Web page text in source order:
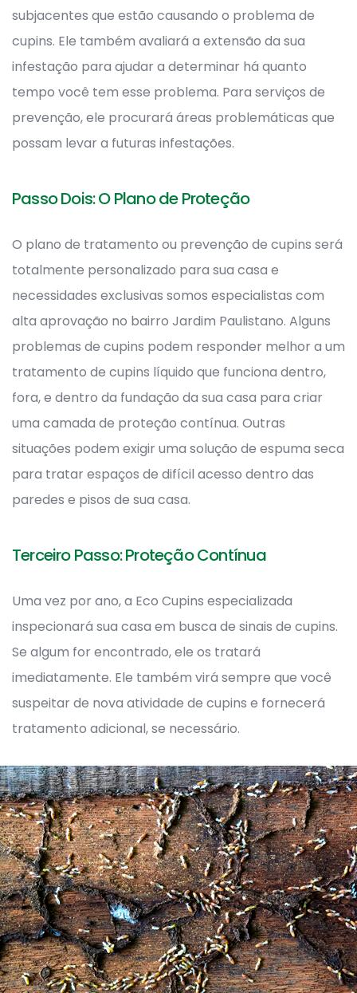
subjacentes que estão causando o problema de
cupins. Ele também avaliará a extensão da sua
infestação para ajudar a determinar há quanto
tempo você tem esse problema. Para serviços de
prevenção, ele procurará áreas problemáticas que
possam levar a futuras infestações.
Passo Dois: O Plano de Proteção
O plano de tratamento ou prevenção de cupins será
totalmente personalizado para sua casa e
necessidades exclusivas somos especialistas com
alta aprovação no bairro Jardim Paulistano. Alguns
problemas de cupins podem responder melhor a um
tratamento de cupins líquido que funciona dentro,
fora, e dentro da fundação da sua casa para criar
uma camada de proteção contínua. Outras
situações podem exigir uma solução de espuma seca
para tratar espaços de difícil acesso dentro das
paredes e pisos de sua casa.
Terceiro Passo: Proteção Contínua
Uma vez por ano, a Eco Cupins especializada
inspecionará sua casa em busca de sinais de cupins.
Se algum for encontrado, ele os tratará
imediatamente. Ele também virá sempre que você
suspeitar de nova atividade de cupins e fornecerá
tratamento adicional, se necessário.